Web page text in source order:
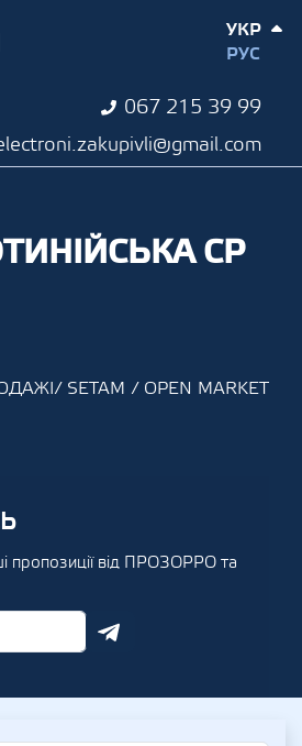
067 215 39 99
УКР
РУС
СР
SETAM / OPEN MARKET
пропозиції від ПРОЗОРРО та